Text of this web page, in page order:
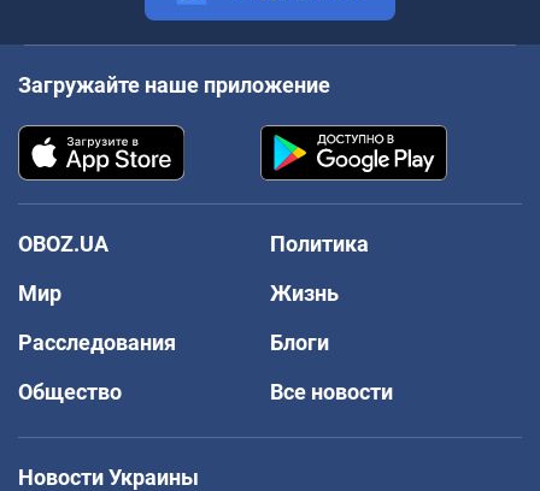
Загружайте наше приложение
OBOZ.UA
Политика
Мир
Жизнь
Расследования
Блоги
Общество
Все новости
Новости Украины